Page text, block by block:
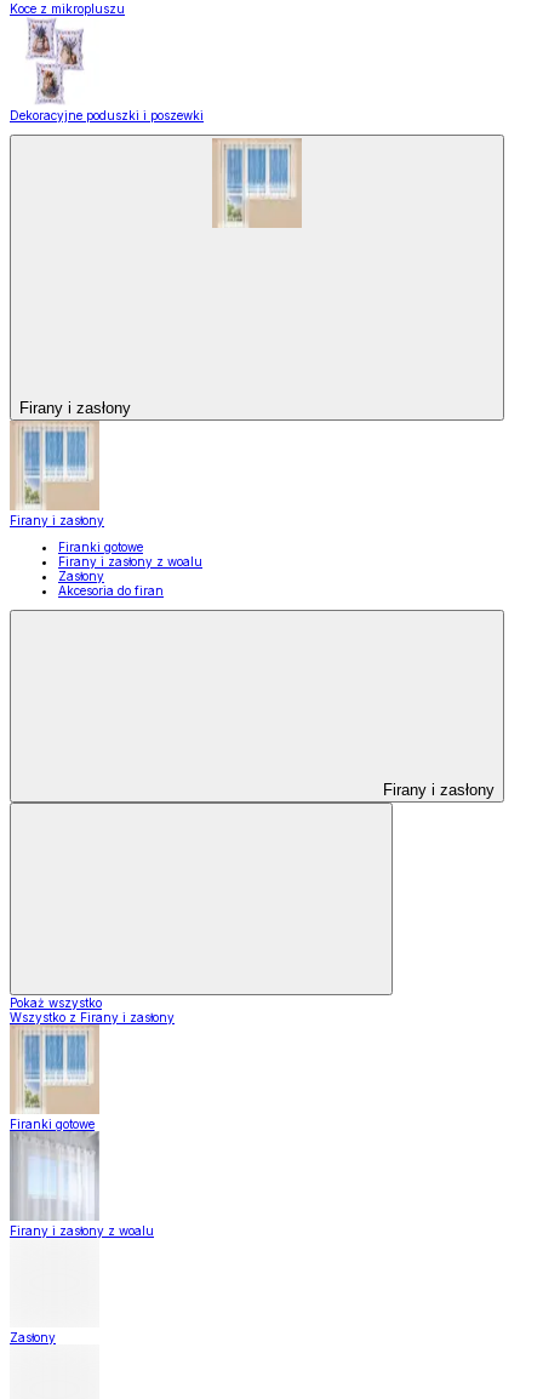
Koce z mikropluszu
Dekoracyjne poduszki i poszewki
Firany i zasłony
Firany i zasłony
Firanki gotowe
Firany i zasłony z woalu
Zasłony
Akcesoria do firan
Firany i zasłony
Pokaż wszystko
Wszystko z Firany i zasłony
Firanki gotowe
Firany i zasłony z woalu
Zasłony